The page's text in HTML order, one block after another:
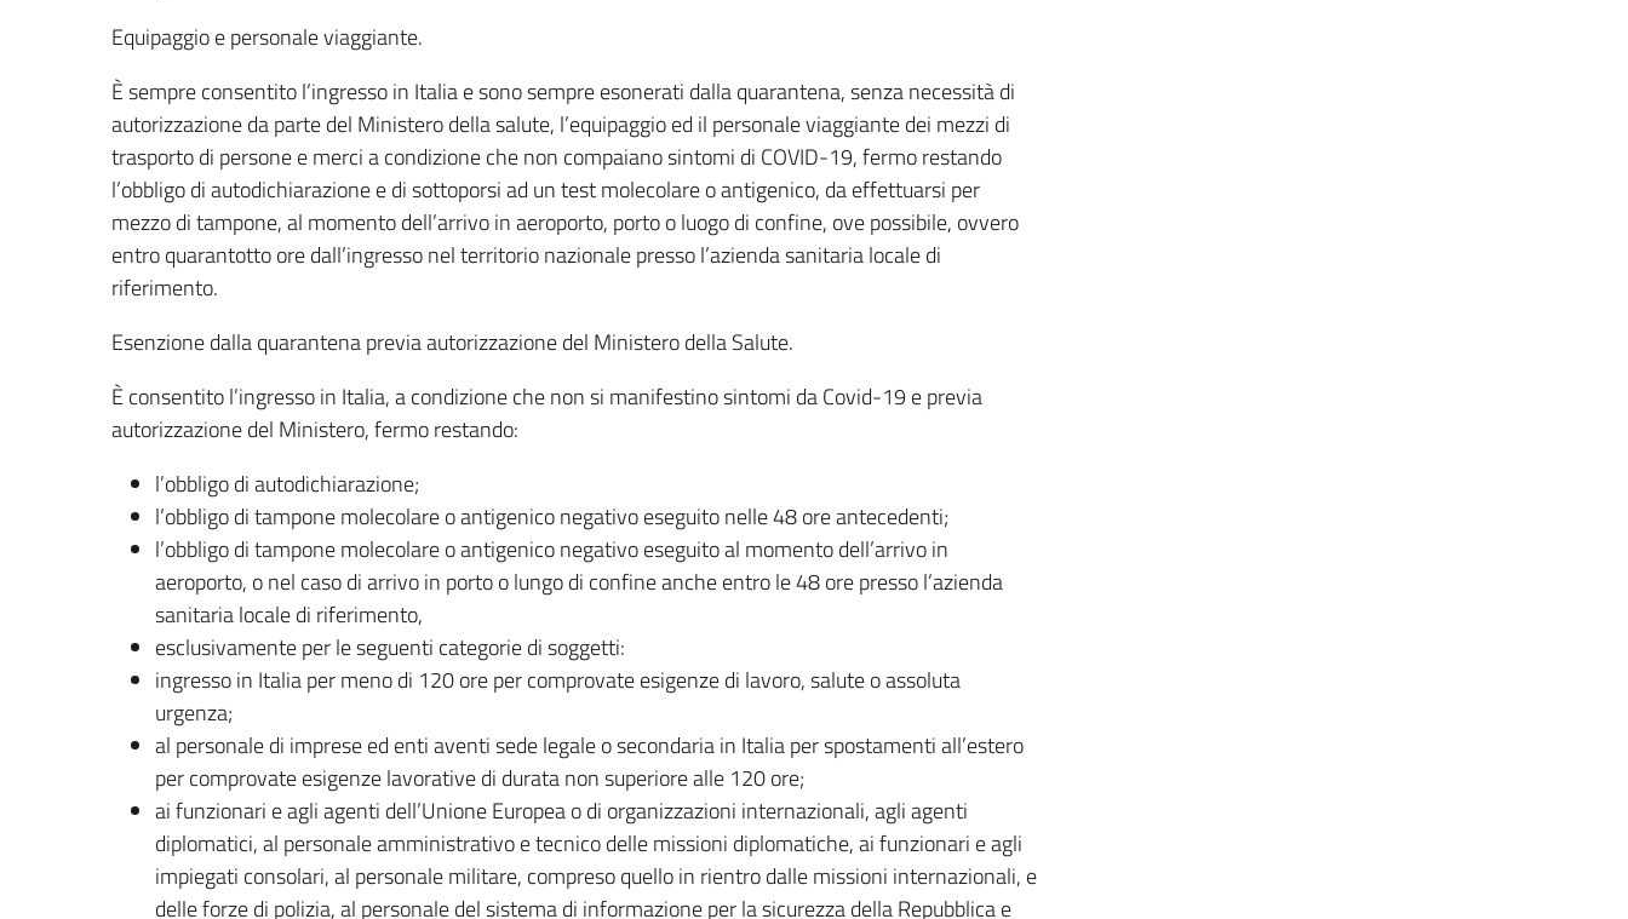
Equipaggio e personale viaggiante.
È sempre consentito l’ingresso in Italia e sono sempre esonerati dalla quarantena, senza necessità di
autorizzazione da parte del Ministero della salute, l’equipaggio ed il personale viaggiante dei mezzi di
trasporto di persone e merci a condizione che non compaiano sintomi di COVID-19, fermo restando
l’obbligo di autodichiarazione e di sottoporsi ad un test molecolare o antigenico, da effettuarsi per
mezzo di tampone, al momento dell’arrivo in aeroporto, porto o luogo di confine, ove possibile, ovvero
entro quarantotto ore dall’ingresso nel territorio nazionale presso l’azienda sanitaria locale di
riferimento.
Esenzione dalla quarantena previa autorizzazione del Ministero della Salute.
È consentito l’ingresso in Italia, a condizione che non si manifestino sintomi da Covid-19 e previa
autorizzazione del Ministero, fermo restando:
l’obbligo di autodichiarazione;
l’obbligo di tampone molecolare o antigenico negativo eseguito nelle 48 ore antecedenti;
l’obbligo di tampone molecolare o antigenico negativo eseguito al momento dell’arrivo in
aeroporto, o nel caso di arrivo in porto o lungo di confine anche entro le 48 ore presso l’azienda
sanitaria locale di riferimento,
esclusivamente per le seguenti categorie di soggetti:
ingresso in Italia per meno di 120 ore per comprovate esigenze di lavoro, salute o assoluta
urgenza;
al personale di imprese ed enti aventi sede legale o secondaria in Italia per spostamenti all’estero
per comprovate esigenze lavorative di durata non superiore alle 120 ore;
ai funzionari e agli agenti dell’Unione Europea o di organizzazioni internazionali, agli agenti
diplomatici, al personale amministrativo e tecnico delle missioni diplomatiche, ai funzionari e agli
impiegati consolari, al personale militare, compreso quello in rientro dalle missioni internazionali, e
delle forze di polizia, al personale del sistema di informazione per la sicurezza della Repubblica e